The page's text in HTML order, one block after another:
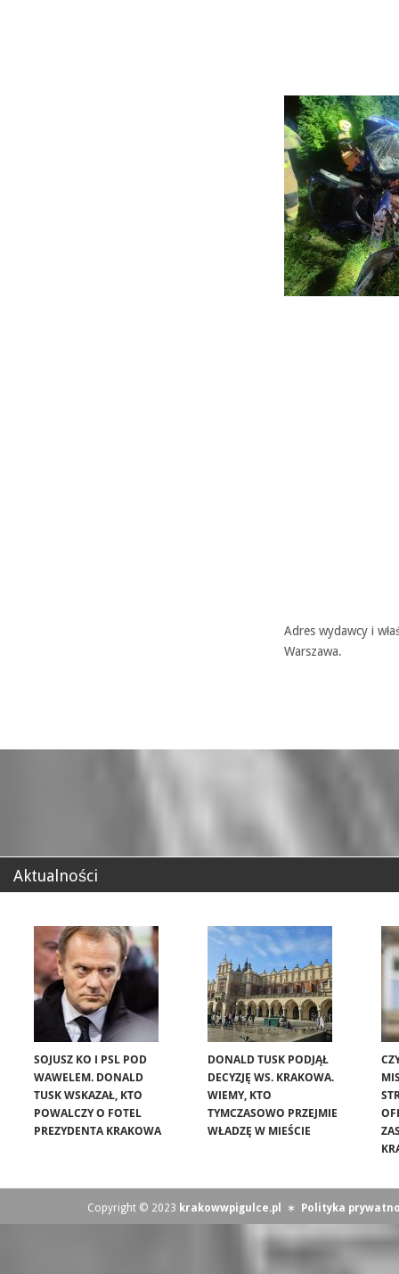
Adres wydawcy i
Warszawa.
Aktualności
SOJUSZ KO I PSL POD
WAWELEM. DONALD
TUSK WSKAZAŁ, KTO
POWALCZY O FOTEL
PREZYDENTA KRAKOWA
DONALD TUSK PODJĄŁ
DECYZJĘ WS. KRAKOWA.
WIEMY, KTO
TYMCZASOWO PRZEJMIE
WŁADZĘ W MIEŚCIE
Copyright © 2023 krakowwpigulce.pl ∗ Polityka